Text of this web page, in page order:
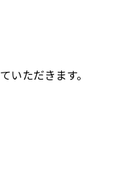
ただきます。